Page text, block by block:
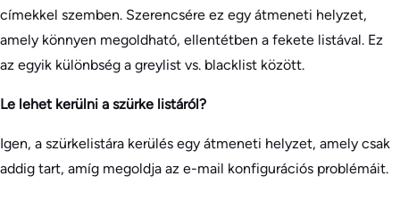
címekkel szemben. Szerencsére ez egy átmeneti helyzet,
amely könnyen megoldható, ellentétben a fekete listával. Ez
az egyik különbség a greylist vs. blacklist között.
Le lehet kerülni a szürke listáról?
Igen, a szürkelistára kerülés egy átmeneti helyzet, amely csak
addig tart, amíg megoldja az e-mail konfigurációs problémáit.